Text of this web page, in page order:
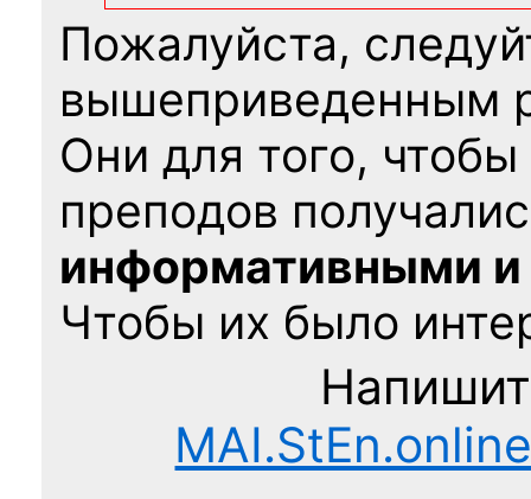
Пожалуйста,
вышеприведенным
Они для того,
преподов
информативными
Чтобы их было